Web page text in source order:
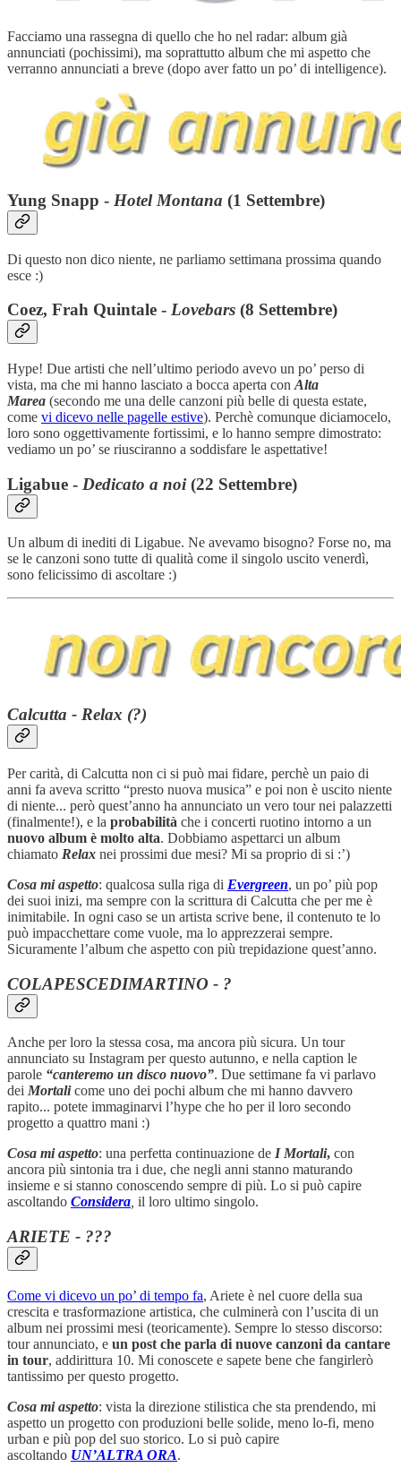
Facciamo una rassegna di quello che ho nel radar: album già
annunciati (pochissimi), ma soprattutto album che mi aspetto che
verranno annunciati a breve (dopo aver fatto un po’ di intelligence).
Yung Snapp - Hotel Montana (1 Settembre)
Di questo non dico niente, ne parliamo settimana prossima quando
esce :)
Coez, Frah Quintale - Lovebars (8 Settembre)
Hype! Due artisti che nell’ultimo periodo avevo un po’ perso di
vista, ma che mi hanno lasciato a bocca aperta con Alta
Marea (secondo me una delle canzoni più belle di questa estate,
come vi dicevo nelle pagelle estive). Perchè comunque diciamocelo,
loro sono oggettivamente fortissimi, e lo hanno sempre dimostrato:
vediamo un po’ se riusciranno a soddisfare le aspettative!
Ligabue - Dedicato a noi(22 Settembre)
Un album di inediti di Ligabue. Ne avevamo bisogno? Forse no, ma
se le canzoni sono tutte di qualità come il singolo uscito venerdì,
sono felicissimo di ascoltare :)
Calcutta - Relax (?)
Per carità, di Calcutta non ci si può mai fidare, perchè un paio di
anni fa aveva scritto “presto nuova musica” e poi non è uscito niente
di niente... però quest’anno ha annunciato un vero tour nei palazzetti
(finalmente!), e la probabilità che i concerti ruotino intorno a un
nuovo album è molto alta. Dobbiamo aspettarci un album
chiamato Relax nei prossimi due mesi? Mi sa proprio di si :’)
Cosa mi aspetto: qualcosa sulla riga di Evergreen, un po’ più pop
dei suoi inizi, ma sempre con la scrittura di Calcutta che per me è
inimitabile. In ogni caso se un artista scrive bene, il contenuto te lo
può impacchettare come vuole, ma lo apprezzerai sempre.
Sicuramente l’album che aspetto con più trepidazione quest’anno.
COLAPESCEDIMARTINO - ?
Anche per loro la stessa cosa, ma ancora più sicura. Un tour
annunciato su Instagram per questo autunno, e nella caption le
parole “canteremo un disco nuovo”. Due settimane fa vi parlavo
dei Mortalicome uno dei pochi album che mi hanno davvero
rapito... potete immaginarvi l’hype che ho per il loro secondo
progetto a quattro mani :)
Cosa mi aspetto: una perfetta continuazione de I Mortali, con
ancora più sintonia tra i due, che negli anni stanno maturando
insieme e si stanno conoscendo sempre di più. Lo si può capire
ascoltando Considera il loro ultimo singolo.
ARIETE - ???
Come vi dicevo un po’ di tempo fa, Ariete è nel cuore della sua
crescita e trasformazione artistica, che culminerà con l’uscita di un
album nei prossimi mesi (teoricamente). Sempre lo stesso discorso:
tour annunciato, e un post che parla di nuove canzoni da cantare
in tour, addirittura 10. Mi conoscete e sapete bene che fangirlerò
tantissimo per questo progetto.
Cosa mi aspetto: vista la direzione stilistica che sta prendendo, mi
aspetto un progetto con produzioni belle solide, meno lo-fi, meno
urban e più pop del suo storico. Lo si può capire
ascoltando UN’ALTRA ORA.